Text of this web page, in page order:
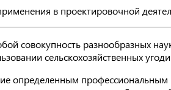
в проектировочной
совокупность разнообразных
сельскохозяйственных
определенным